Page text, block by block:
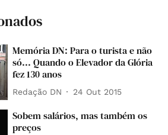
Memória DN: Para o turista e não
só... Quando o Elevador da Glória
fez 130 anos
Redação DN 24 Out 2015
Sobem salários, mas também os
preços